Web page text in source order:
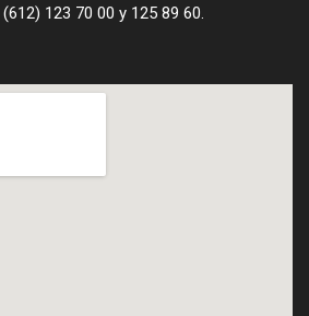
123 70 00 y 125 89 60.